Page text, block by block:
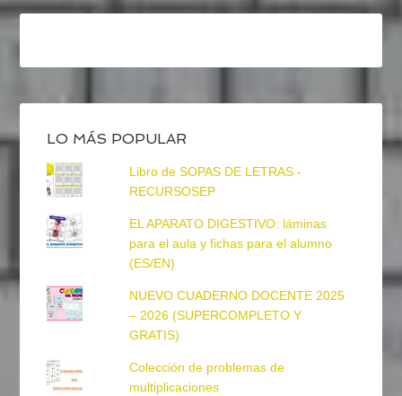
LO MÁS POPULAR
Libro de SOPAS DE LETRAS -
RECURSOSEP
EL APARATO DIGESTIVO: láminas
para el aula y fichas para el alumno
(ES/EN)
NUEVO CUADERNO DOCENTE 2025
– 2026 (SUPERCOMPLETO Y
GRATIS)
Colección de problemas de
multiplicaciones